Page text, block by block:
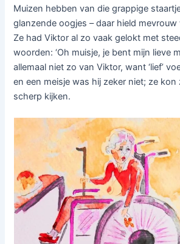
Muizen hebben van die grappige
glanzende oogjes – daar hield
Ze had Viktor al zo vaak gelokt met
woorden: ‘Oh muisje, je bent mijn lieve
allemaal niet zo van Viktor, want ‘lief’
en een meisje was hij zeker niet; ze kon
scherp kijken.